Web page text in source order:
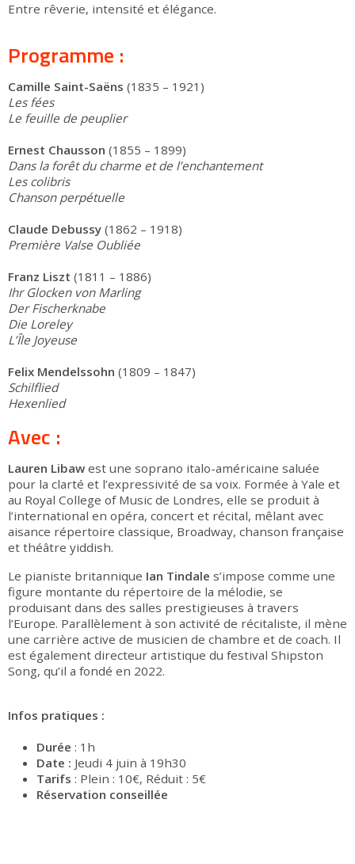
Entre rêverie, intensité et élégance.
Programme :
Camille Saint-Saëns (1835 – 1921)
Les fées
Le feuille de peuplier
Ernest Chausson (1855 – 1899)
Dans la forêt du charme et de l’enchantement
Les colibris
Chanson perpétuelle
Claude Debussy (1862 – 1918)
Première Valse Oubliée
Franz Liszt (1811 – 1886)
Ihr Glocken von Marling
Der Fischerknabe
Die Loreley
L’Île Joyeuse
Felix Mendelssohn (1809 – 1847)
Schilflied
Hexenlied
Avec :
Lauren Libaw est une soprano italo-américaine saluée
pour la clarté et l’expressivité de sa voix. Formée à Yale et
au Royal College of Music de Londres, elle se produit à
l’international en opéra, concert et récital, mêlant avec
aisance répertoire classique, Broadway, chanson française
et théâtre yiddish.
Le pianiste britannique Ian Tindale s’impose comme une
figure montante du répertoire de la mélodie, se
produisant dans des salles prestigieuses à travers
l’Europe. Parallèlement à son activité de récitaliste, il mène
une carrière active de musicien de chambre et de coach. Il
est également directeur artistique du festival Shipston
Song, qu’il a fondé en 2022.
Infos pratiques :
Durée : 1h
Date : Jeudi 4 juin à 19h30
Tarifs : Plein : 10€, Réduit : 5€
Réservation conseillée